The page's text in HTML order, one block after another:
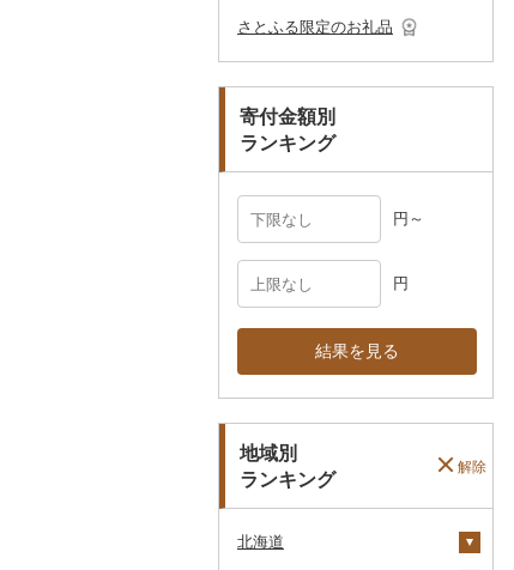
その他食器
ペット用品
その他雑貨
その他アクセサリー
マフラー・手袋
さとふる限定のお礼品
寄付金額別
ランキング
円～
円
結果を見る
地域別
ランキング
解除
北海道